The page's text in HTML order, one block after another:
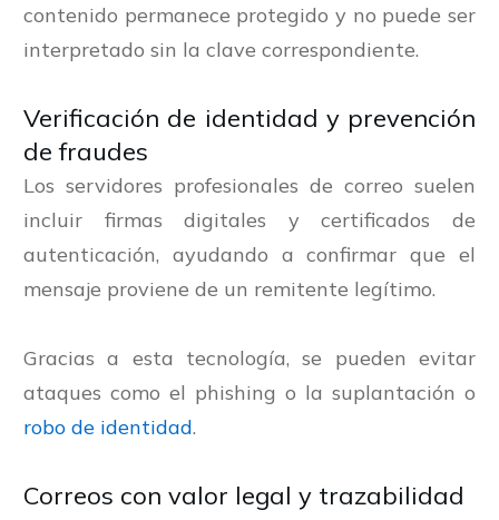
contenido permanece protegido y no puede ser
interpretado sin la clave correspondiente.
Verificación de identidad y prevención
de fraudes
Los servidores profesionales de correo suelen
incluir firmas digitales y certificados de
autenticación, ayudando a confirmar que el
mensaje proviene de un remitente legítimo.
Gracias a esta tecnología, se pueden evitar
ataques como el phishing o la suplantación o
robo de identidad.
Correos con valor legal y trazabilidad